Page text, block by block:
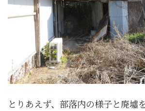
とりあえず、部落内の様子と廃墟